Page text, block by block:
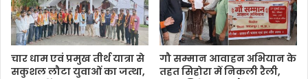
चार धाम एवं प्रमुख तीर्थ यात्रा से
सकुशल लौटा युवाओं का जत्था,
गौ सम्मान आवाहन अभियान के
तहत सिहोरा में निकली रैली,